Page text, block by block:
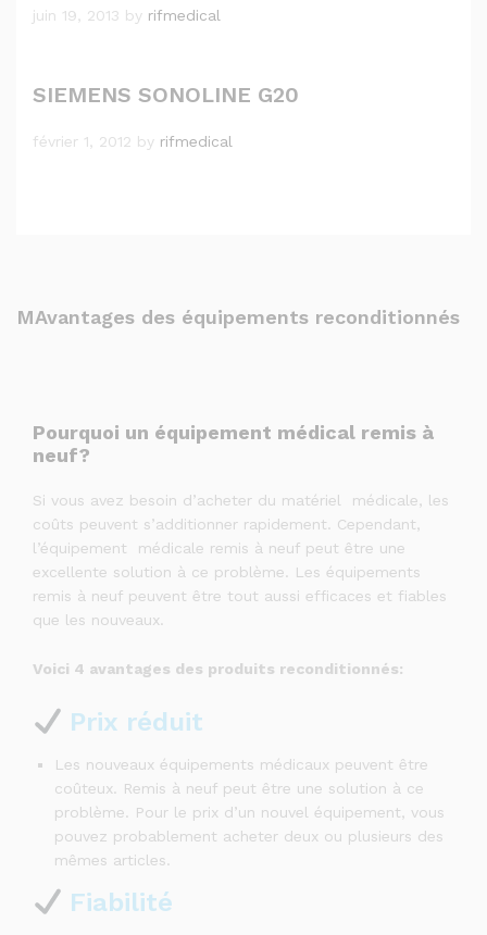
juin 19, 2013 by rifmedical
SIEMENS SONOLINE G20
février 1, 2012 by rifmedical
MAvantages des équipements reconditionnés
Pourquoi un équipement médical remis à
neuf?
Si vous avez besoin d’acheter du matériel médicale, les
coûts peuvent s’additionner rapidement. Cependant,
l’équipement médicale remis à neuf peut être une
excellente solution à ce problème. Les équipements
remis à neuf peuvent être tout aussi efficaces et fiables
que les nouveaux.
Voici 4 avantages des produits reconditionnés:
Prix réduit
Les nouveaux équipements médicaux peuvent être
coûteux. Remis à neuf peut être une solution à ce
problème. Pour le prix d’un nouvel équipement, vous
pouvez probablement acheter deux ou plusieurs des
mêmes articles.
Fiabilité